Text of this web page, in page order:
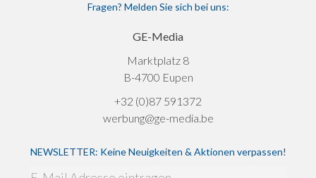
Fragen? Melden Sie sich bei uns:
GE-Media
Marktplatz 8
B-4700 Eupen
+32 (0)87 591372
werbung@ge-media.be
NEWSLETTER: Keine Neuigkeiten & Aktionen verpassen!